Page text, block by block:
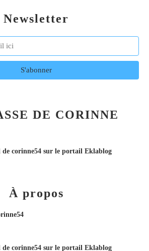
Newsletter
DE CORINNE
de corinne54sur le portail Eklablog
À propos
de corinne54sur le portail Eklablog